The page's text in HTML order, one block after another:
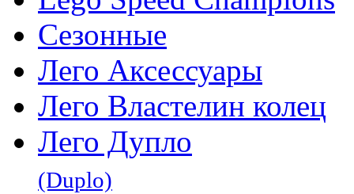
Сезонные
Лего Аксессуары
Лего Властелин колец
Лего Дупло
(Duplo)